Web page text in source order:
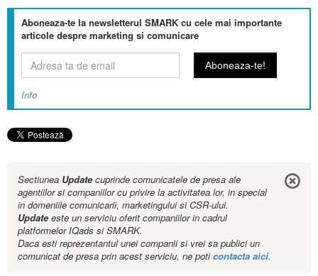
Aboneaza-te la newsletterul SMARK cu cele mai importante
articole despre marketing si comunicare
Info
Sectiunea Updatecuprinde comunicatele de presa ale
agentiilor si companiilor cu privire la activitatea lor, in special
in domeniile comunicarii, marketingului si CSR-ului.
Updateeste un serviciu oferit companiilor in cadrul
platformelor IQads si SMARK.
Daca esti reprezentantul unei companii si vrei sa publici un
comunicat de presa prin acest serviciu, ne poticontacta aici.